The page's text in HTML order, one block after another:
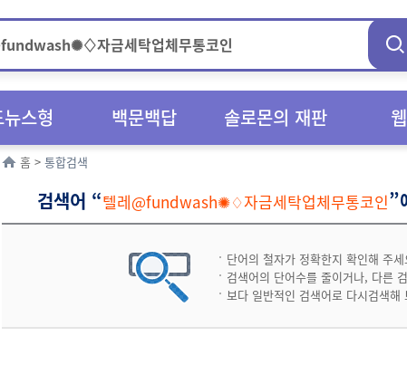
스형 백문백답 솔로몬의 재판
홈 > 통합검색
검색어 “텔레@fundwash✺♢자금세탁업체무통코인”
단어의 철자가 정확한지 확인해 주세
검색어의 단어수를 줄이거나, 다른
보다 일반적인 검색어로 다시검색해